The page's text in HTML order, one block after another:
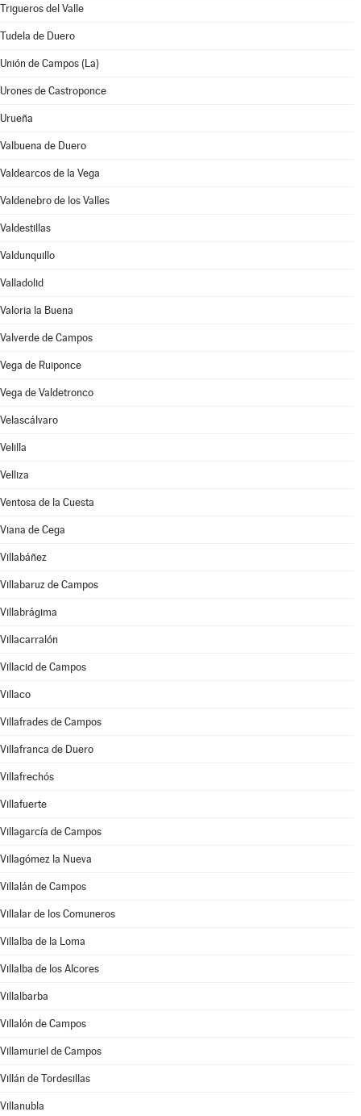
Trigueros del Valle
Tudela de Duero
Unión de Campos (La)
Urones de Castroponce
Urueña
Valbuena de Duero
Valdearcos de la Vega
Valdenebro de los Valles
Valdestillas
Valdunquillo
Valladolid
Valoria la Buena
Valverde de Campos
Vega de Ruiponce
Vega de Valdetronco
Velascálvaro
Velilla
Velliza
Ventosa de la Cuesta
Viana de Cega
Villabáñez
Villabaruz de Campos
Villabrágima
Villacarralón
Villacid de Campos
Villaco
Villafrades de Campos
Villafranca de Duero
Villafrechós
Villafuerte
Villagarcía de Campos
Villagómez la Nueva
Villalán de Campos
Villalar de los Comuneros
Villalba de la Loma
Villalba de los Alcores
Villalbarba
Villalón de Campos
Villamuriel de Campos
Villán de Tordesillas
Villanubla